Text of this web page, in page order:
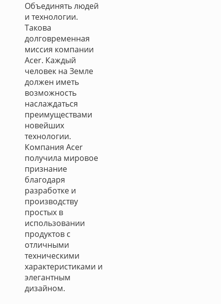
Объединять людей
и технологии.
Такова
долговременная
миссия компании
Acer. Каждый
человек на Земле
должен иметь
возможность
наслаждаться
преимуществами
новейших
технологии.
Компания Acer
получила мировое
признание
благодаря
разработке и
производству
простых в
использовании
продуктов с
отличными
техническими
характеристиками и
элегантным
дизайном.